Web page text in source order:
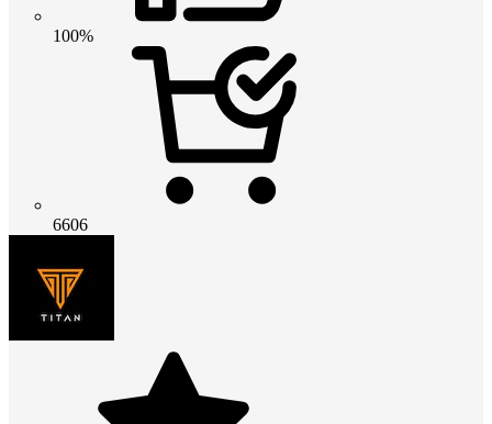
100%
6606